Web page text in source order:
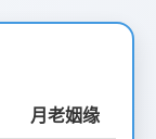
月老姻缘